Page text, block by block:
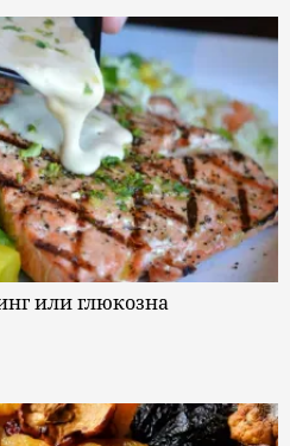
или глюкозна